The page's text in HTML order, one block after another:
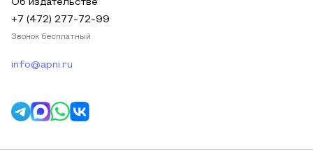
Об издательстве
+7 (472) 277-72-99
Звонок бесплатный
info@apni.ru